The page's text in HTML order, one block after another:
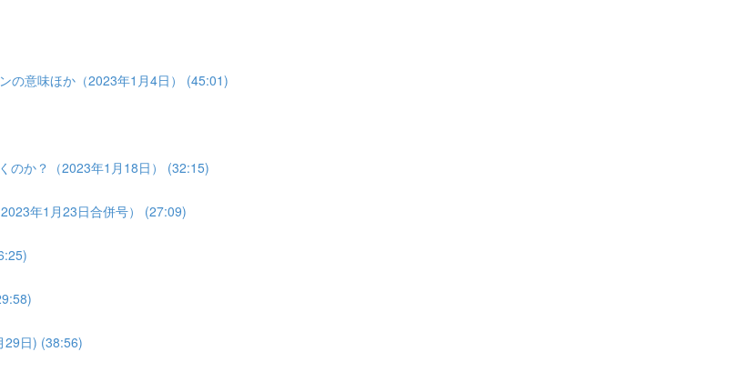
の意味ほか（2023年1月4日） (45:01)
のか？（2023年1月18日） (32:15)
年1月23日合併号） (27:09)
29日) (38:56)